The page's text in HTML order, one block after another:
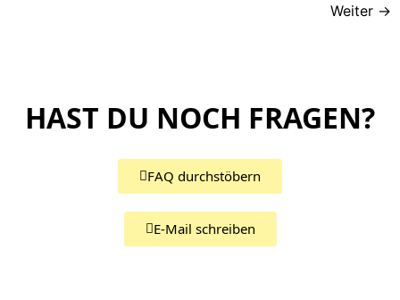
Weiter →
HAST DU NOCH FRAGEN?
FAQ durchstöbern
E-Mail schreiben